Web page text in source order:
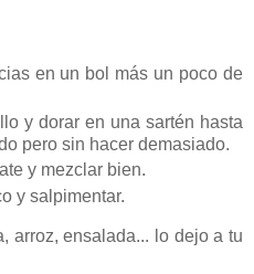
en un bol más un poco de
y dorar en una sartén hasta
pero sin hacer demasiado.
y mezclar bien.
y salpimentar.
arroz, ensalada... lo dejo a tu